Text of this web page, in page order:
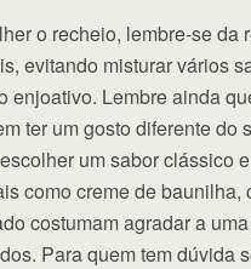
o recheio, lembre-se da
evitando misturar vários
enjoativo. Lembre ainda
ter um gosto diferente do
um sabor clássico
como creme de baunilha,
costumam agradar a
Para quem tem dúvida